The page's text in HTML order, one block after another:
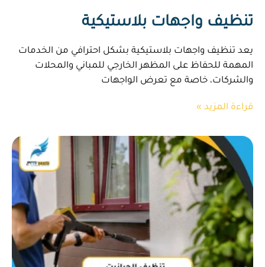
تنظيف واجهات بلاستيكية
يعد تنظيف واجهات بلاستيكية بشكل احترافي من الخدمات
المهمة للحفاظ على المظهر الخارجي للمباني والمحلات
والشركات، خاصة مع تعرض الواجهات
قراءة المزيد »